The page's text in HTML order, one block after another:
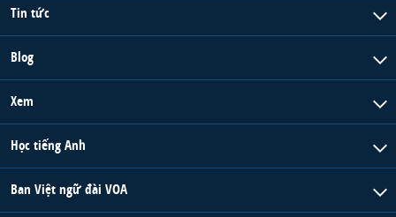
Tin tức
Blog
Xem
Học tiếng Anh
Ban Việt ngữ đài VOA